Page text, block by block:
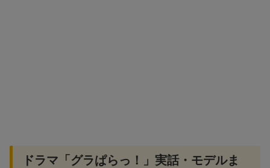
ドラマ「グラぱらっ！」実話・モデルま